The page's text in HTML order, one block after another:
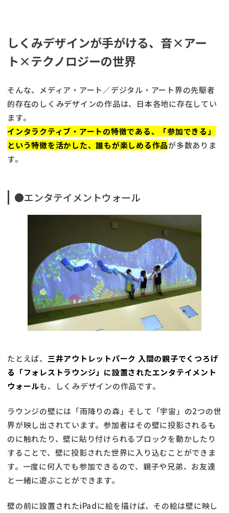
しくみデザインが手がける、音×アー
ト×テクノロジーの世界
そんな、メディア・アート／デジタル・アート界の先駆者
的存在のしくみデザインの作品は、日本各地に存在してい
ます。
インタラクティブ・アートの特徴である、「参加できる」
という特徴を活かした、誰もが楽しめる作品が多数ありま
す。
●エンタテイメントウォール
たとえば、 三井アウトレットパーク 入間の親子でくつろげ
る「フォレストラウンジ」に設置されたエンタテイメント
ウォールも、しくみデザインの作品です。
ラウンジの壁には「雨降りの森」そして「宇宙」の2つの世
界が映し出されています。参加者はその壁に投影されるも
のに触れたり、壁に貼り付けられるブロックを動かしたり
することで、壁に投影された世界に入り込むことができま
す。一度に何人でも参加できるので、親子や兄弟、お友達
と一緒に遊ぶことができます。
壁の前に設置されたiPadに絵を描けば、その絵は壁に映し